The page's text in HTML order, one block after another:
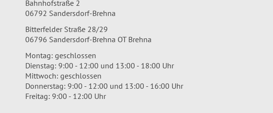
Bahnhofstraße 2
06792 Sandersdorf-Brehna
Bitterfelder Straße 28/29
06796 Sandersdorf-Brehna OT Brehna
Montag: geschlossen
Dienstag: 9:00 - 12:00 und 13:00 - 18:00 Uhr
Mittwoch: geschlossen
Donnerstag: 9:00 - 12:00 und 13:00 - 16:00 Uhr
Freitag: 9:00 - 12:00 Uhr